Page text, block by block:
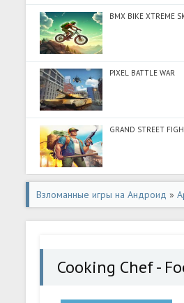
BMX BIKE XTREME
PIXEL BATTLE WAR
GRAND STREET
Взломанные игры на Андроид »
Cooking Chef - Food Fever
Cooking Chef -